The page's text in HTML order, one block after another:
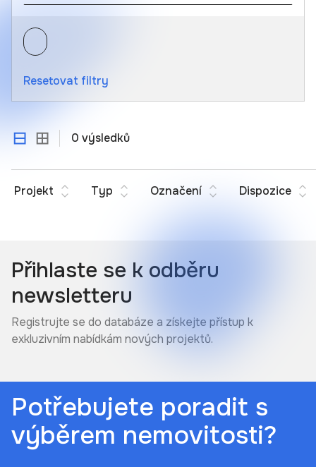
Resetovat filtry
0 výsledků
Projekt Typ Označení Dispozice
Přihlaste se k odběru
newsletteru
Registrujte se do databáze a získejte přístup k
exkluzivním nabídkám nových projektů.
Potřebujete poradit s
výběrem nemovitosti?